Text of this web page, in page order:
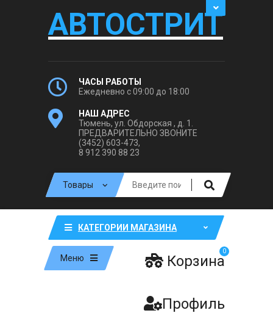
АВТОСТРИТ
ЧАСЫ РАБОТЫ
Ежедневно с 09:00 до 18:00
НАШ АДРЕС
Тюмень, ул. Обдорская , д. 1.
ПРЕДВАРИТЕЛЬНО ЗВОНИТЕ
(3452) 603-473,
8 912 390 88 23
КАТЕГОРИИ МАГАЗИНА
Меню Корзина
0
Профиль